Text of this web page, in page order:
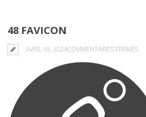
48 FAVICON
AVRIL 19, 2024COMMENTAIRES FERMÉSSUR